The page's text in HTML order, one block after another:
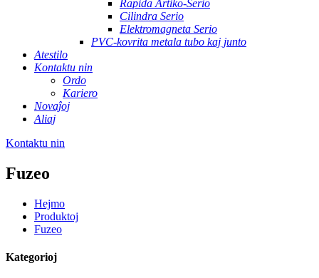
Rapida Artiko-Serio
Cilindra Serio
Elektromagneta Serio
PVC-kovrita metala tubo kaj junto
Atestilo
Kontaktu nin
Ordo
Kariero
Novaĵoj
Aliaj
Kontaktu nin
Fuzeo
Hejmo
Produktoj
Fuzeo
Kategorioj